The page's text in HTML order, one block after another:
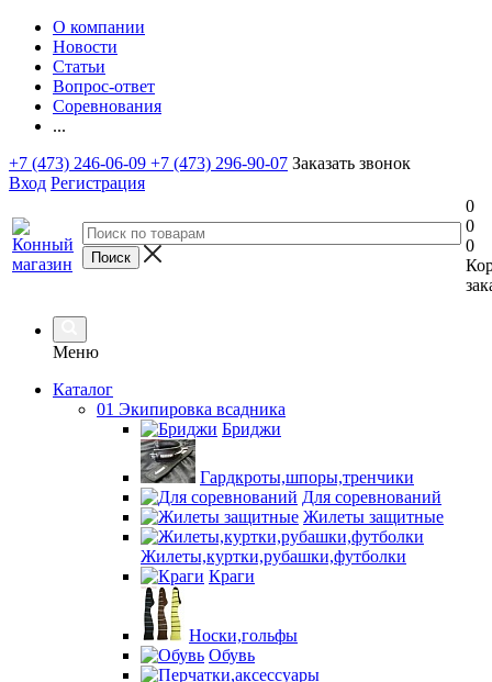
О компании
Новости
Статьи
Вопрос-ответ
Соревнования
...
+7 (473) 246-06-09 +7 (473) 296-90-07 Заказать звонок
Вход Регистрация
0
0
0
Меню
Каталог
01 Экипировка всадника
Бриджи
Гардкроты,шпоры,тренчики
Для соревнований
Жилеты защитные
Жилеты,куртки,рубашки,футболки
Краги
Носки,гольфы
Обувь